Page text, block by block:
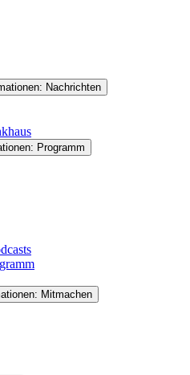
Nachrichten
Programm
Mitmachen